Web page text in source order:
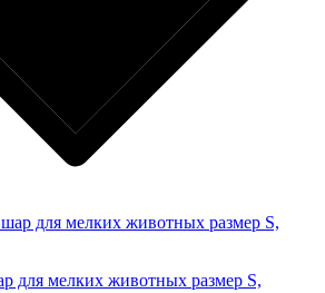
для мелких животных размер S,